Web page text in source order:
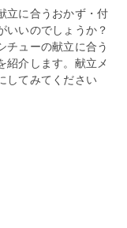
立に合うおかず・付
いいのでしょうか？
チューの献立に合う
紹介します。献立メ
してみてください